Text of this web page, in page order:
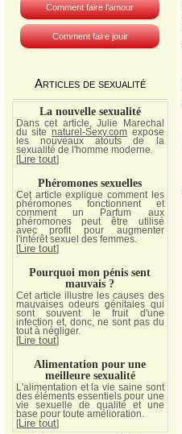
Comment faire l'amour
Comment faire jouir
Articles de sexualité
La nouvelle sexualité
Dans cet article, Julie Marechal
du sitenaturel-Sexy.com expose
les nouveaux atouts de la
sexualité de l'homme moderne.
[Lire tout]
Phéromones sexuelles
Cet article explique comment les
phéromones fonctionnent et
comment un Parfum aux
phéromones peut être utilisé
avec profit pour augmenter
l'intérêt sexuel des femmes.
[Lire tout]
Pourquoi mon pénis sent
mauvais ?
Cet article illustre les causes des
mauvaises odeurs génitales qui
sont souvent le fruit d'une
infection et, donc, ne sont pas du
tout à négliger.
[Lire tout]
Alimentation pour une
meilleure sexualité
L'alimentation et la vie saine sont
des éléments essentiels pour une
vie sexuelle de qualité et une
base pour toute amélioration.
[Lire tout]